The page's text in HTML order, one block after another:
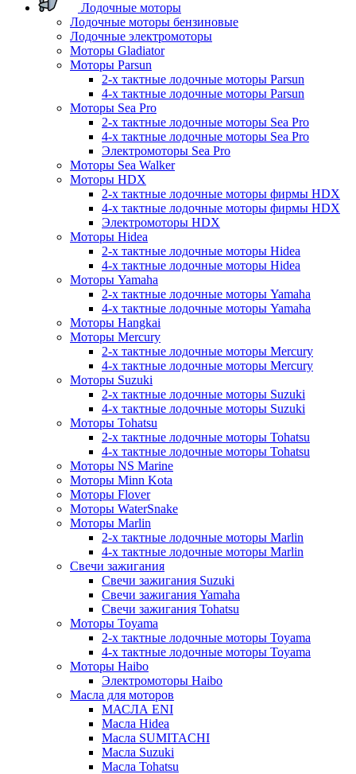
Лодочные моторы
Лодочные моторы бензиновые
Лодочные электромоторы
Моторы Gladiator
Моторы Parsun
2-х тактные лодочные моторы Parsun
4-х тактные лодочные моторы Parsun
Моторы Sea Pro
2-х тактные лодочные моторы Sea Pro
4-х тактные лодочные моторы Sea Pro
Электромоторы Sea Pro
Моторы Sea Walker
Моторы HDX
2-х тактные лодочные моторы фирмы HDX
4-х тактные лодочные моторы фирмы HDX
Электромоторы HDX
Моторы Hidea
2-х тактные лодочные моторы Hidea
4-х тактные лодочные моторы Hidea
Моторы Yamaha
2-х тактные лодочные моторы Yamaha
4-х тактные лодочные моторы Yamaha
Моторы Hangkai
Моторы Mercury
2-х тактные лодочные моторы Mercury
4-х тактные лодочные моторы Mercury
Моторы Suzuki
2-х тактные лодочные моторы Suzuki
4-х тактные лодочные моторы Suzuki
Моторы Tohatsu
2-х тактные лодочные моторы Tohatsu
4-х тактные лодочные моторы Tohatsu
Моторы NS Marine
Моторы Minn Kota
Моторы Flover
Моторы WaterSnake
Моторы Marlin
2-х тактные лодочные моторы Marlin
4-х тактные лодочные моторы Marlin
Свечи зажигания
Свечи зажигания Suzuki
Свечи зажигания Yamaha
Свечи зажигания Tohatsu
Моторы Toyama
2-х тактные лодочные моторы Toyama
4-х тактные лодочные моторы Toyama
Моторы Haibo
Электромоторы Haibo
Масла для моторов
МАСЛА ENI
Масла Hidea
Масла SUMITACHI
Масла Suzuki
Масла Tohatsu